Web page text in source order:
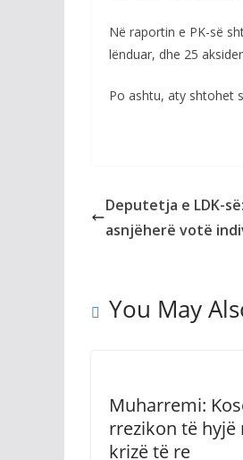
Në raportin e PK-së
lënduar, dhe 25
Po ashtu, aty shtohet
Deputetja e LDK-
asnjëherë votë
You May
Muharremi:
rrezikon të hyjë
krizë të re